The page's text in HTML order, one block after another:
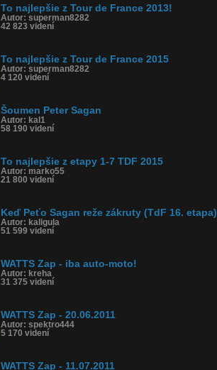
To najlepšie z Tour de France 2013!
Autor: superman8282
42 823 videní
To najlepšie z Tour de France 2015
Autor: superman8282
4 120 videní
Šoumen Peter Sagan
Autor: kal1
58 190 videní
To najlepšie z etapy 1-7 TDF 2015
Autor: marko55
21 800 videní
Keď Peťo Sagan reže zákruty (TdF 16. etapa)
Autor: kaligula
51 599 videní
WATTS Zap - iba auto-moto!
Autor: kreha
31 375 videní
WATTS Zap - 20.06.2011
Autor: spektro444
5 170 videní
WATTS Zap - 11.07.2011